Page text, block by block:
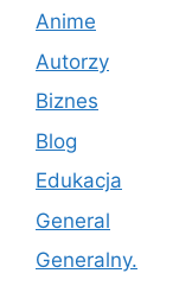
Anime
Autorzy
Biznes
Blog
Edukacja
General
Generalny.